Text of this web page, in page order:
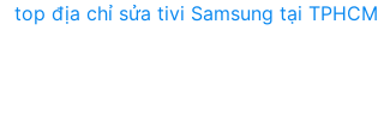
top địa chỉ sửa tivi Samsung tại TPHCM